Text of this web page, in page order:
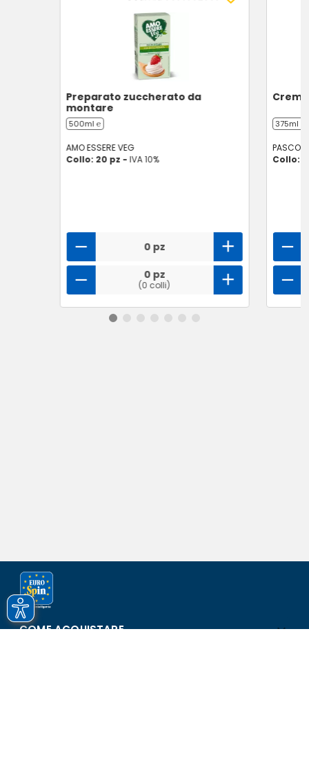
Preparato zuccherato da
montare
500ml ℮
AMO ESSERE VEG
Collo: 20 pz - IVA 10%
0 pz
0 pz
(0 colli)
375ml
PASCOLI
Collo:
COME ACQUISTARE